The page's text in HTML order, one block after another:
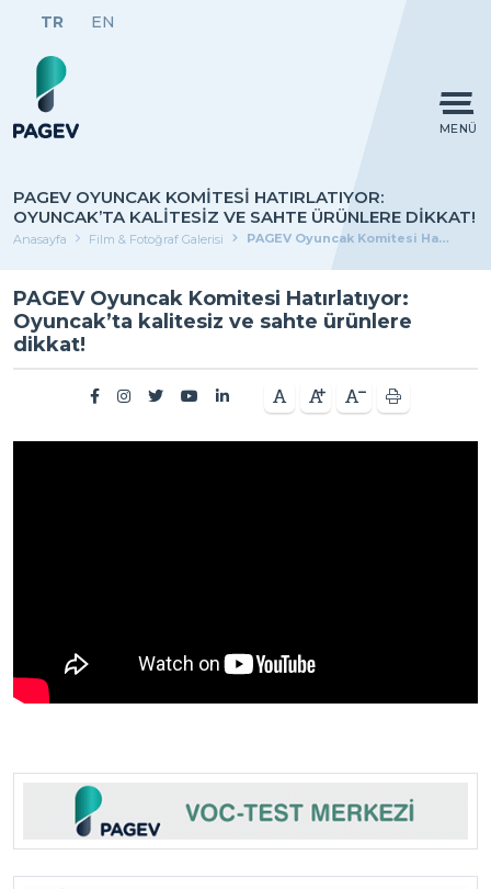
TR EN
MENÜ
PAGEV OYUNCAK KOMITESI HATIRLATIYOR:
OYUNCAK’TA KALITESIZ VE SAHTE ÜRÜNLERE DIKKAT!
Anasayfa Film & Fotoğraf Galerisi PAGEV Oyuncak Komitesi Hatırlatıyor: Oyuncak’ta kalitesiz ve sahte ürünlere dikkat!
PAGEV Oyuncak Komitesi Hatırlatıyor:
Oyuncak’ta kalitesiz ve sahte ürünlere
dikkat!